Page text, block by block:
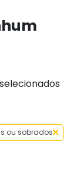
ou sobrados